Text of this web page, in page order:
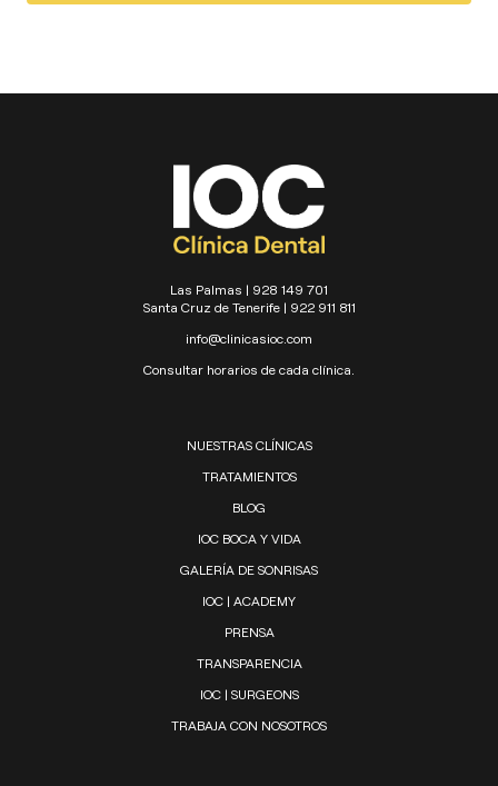
Las Palmas | 928 149 701
Santa Cruz de Tenerife | 922 911 811
info@clinicasioc.com
Consultar horarios de cada clínica.
NUESTRAS CLÍNICAS
TRATAMIENTOS
BLOG
IOC BOCA Y VIDA
GALERÍA DE SONRISAS
IOC | ACADEMY
PRENSA
TRANSPARENCIA
IOC | SURGEONS
TRABAJA CON NOSOTROS